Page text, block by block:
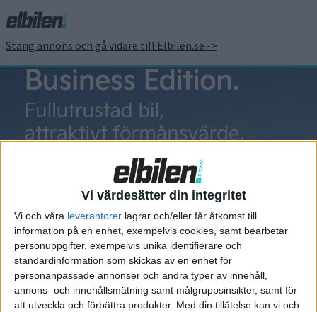
Vi värdesätter din integritet
Vi och våra leverantorer lagrar och/eller får åtkomst till
information på en enhet, exempelvis cookies, samt bearbetar
personuppgifter, exempelvis unika identifierare och
standardinformation som skickas av en enhet för
personanpassade annonser och andra typer av innehåll,
annons- och innehållsmätning samt målgruppsinsikter, samt för
att utveckla och förbättra produkter. Med din tillåtelse kan vi och
Stäng annons och gå vidare till Elbilen.se ->
Hedin
Automotive
Elbilens nyhetsbrev
Håll dig uppdaterad om de senaste nyheterna!